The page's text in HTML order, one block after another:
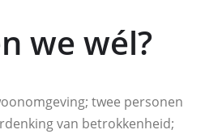
we wél?
twee personen
van betrokkenheid;